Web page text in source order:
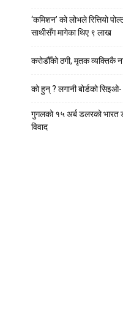
‘कमिशन’ को लोभले रित्तियो
साथीसँग मागेका थिए ९ लाख
करोडौँको ठगी, मृतक व्यक्तिकै
को हुन् ? लगानी बोर्डको
गुगलको १५ अर्ब डलरको भारत
विवाद